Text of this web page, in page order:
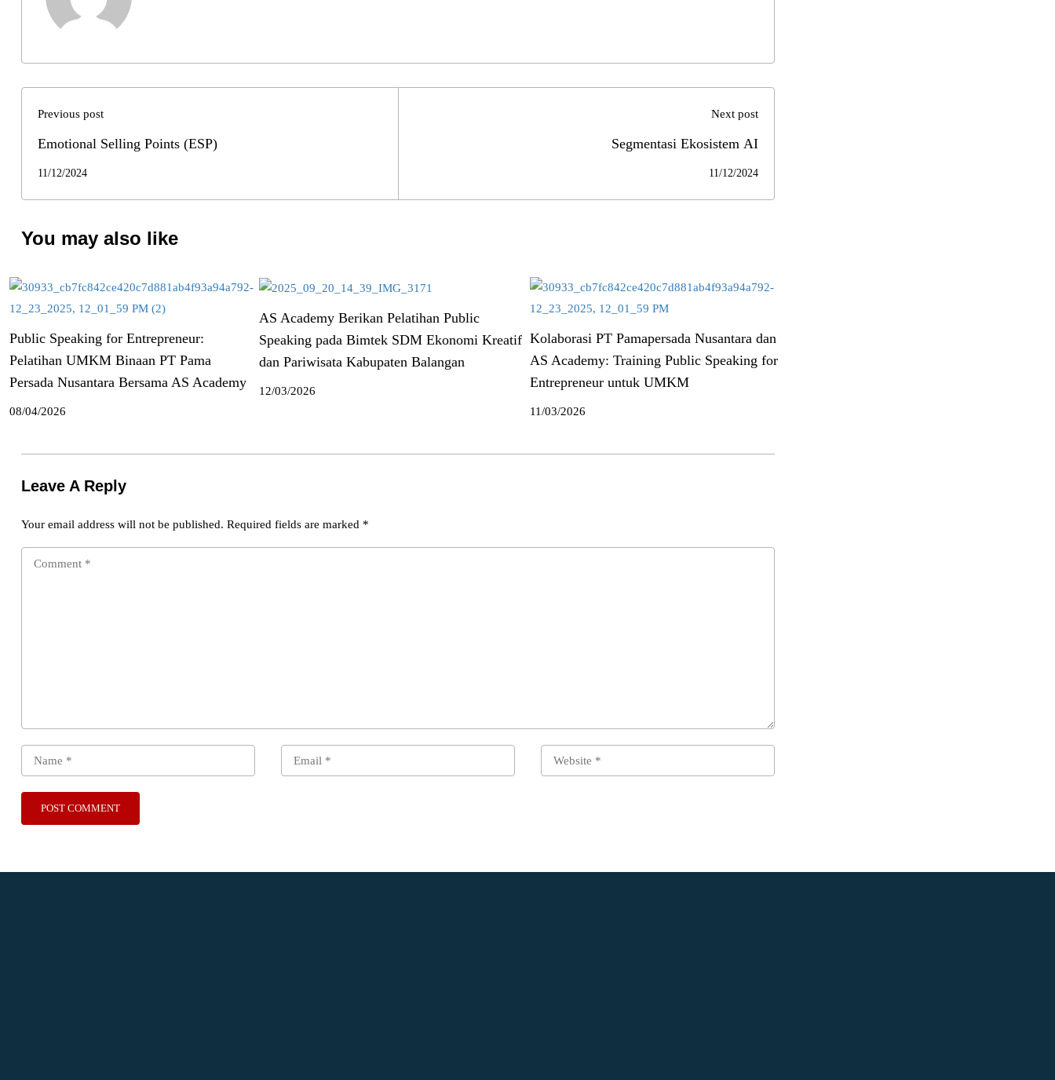
Previous post
Emotional Selling Points (ESP)
11/12/2024
Next post
Segmentasi Ekosistem AI
11/12/2024
You may also like
Public Speaking for Entrepreneur:
Pelatihan UMKM Binaan PT Pama
Persada Nusantara Bersama AS Academy
08/04/2026
AS Academy Berikan Pelatihan Public
Speaking pada Bimtek SDM Ekonomi Kreatif
dan Pariwisata Kabupaten Balangan
12/03/2026
Kolaborasi PT Pamapersada Nusantara dan
AS Academy: Training Public Speaking for
Entrepreneur untuk UMKM
11/03/2026
Leave A Reply
Your email address will not be published. Required fields are marked *